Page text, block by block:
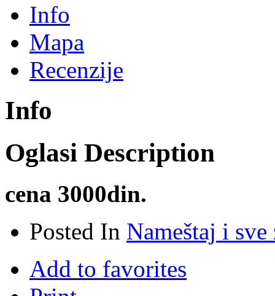
Info
Mapa
Recenzije
Info
Oglasi Description
cena 3000din.
Posted In Nameštaj i sve
Add to favorites